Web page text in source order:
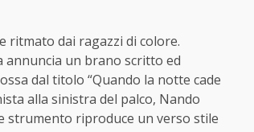
ritmato dai ragazzi di colore.
annuncia un brano scritto ed
dal titolo “Quando la notte cade
alla sinistra del palco, Nando
strumento riproduce un verso stile